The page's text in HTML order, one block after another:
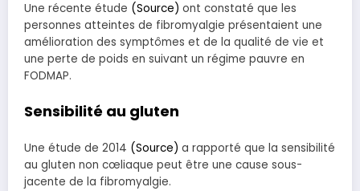
Une récente étude (Source) ont constaté que les
personnes atteintes de fibromyalgie présentaient une
amélioration des symptômes et de la qualité de vie et
une perte de poids en suivant un régime pauvre en
FODMAP.
Sensibilité au gluten
Une étude de 2014 (Source) a rapporté que la sensibilité
au gluten non cœliaque peut être une cause sous-
jacente de la fibromyalgie.